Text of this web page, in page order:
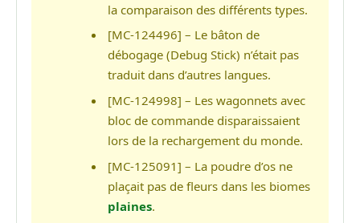
la comparaison des différents types.
[MC-124496] – Le bâton de
débogage (Debug Stick) n’était pas
traduit dans d’autres langues.
[MC-124998] – Les wagonnets avec
bloc de commande disparaissaient
lors de la rechargement du monde.
[MC-125091] – La poudre d’os ne
plaçait pas de fleurs dans les biomes
plaines.